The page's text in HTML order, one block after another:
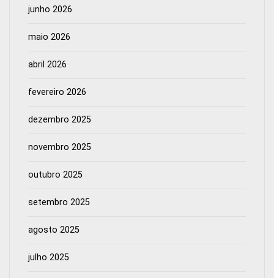
junho 2026
maio 2026
abril 2026
fevereiro 2026
dezembro 2025
novembro 2025
outubro 2025
setembro 2025
agosto 2025
julho 2025